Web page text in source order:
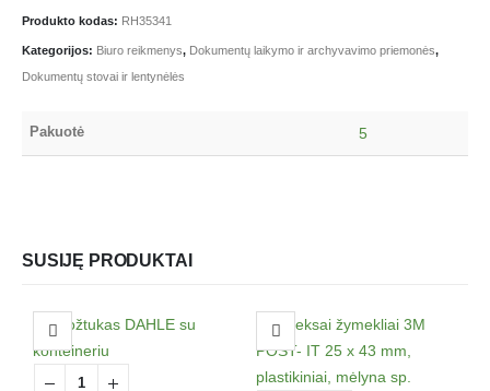
Produkto kodas: RH35341
Kategorijos: Biuro reikmenys, Dokumentų laikymo ir archyvavimo priemonės,
Dokumentų stovai ir lentynėlės
Pakuotė 5
SUSIJĘ PRODUKTAI